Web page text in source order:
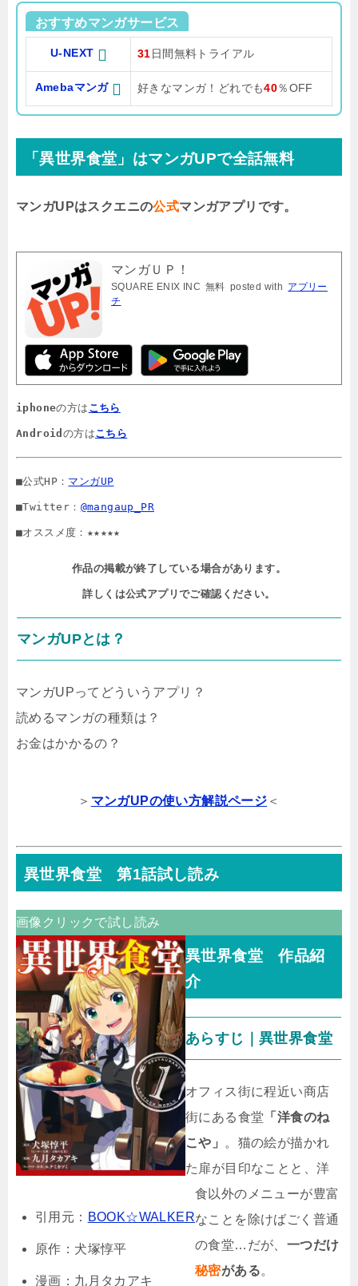
おすすめマンガサービス
U-NEXT 31 日間無料トライアル
Amebaマンガ 好きなマンガ！どれでも40％OFF
「異世界食堂」はマンガUPで全話無料
マンガUPはスクエニの公式マンガアプリです。
マンガＵＰ！
SQUARE ENIX INC 無料 posted with アプリー
チ
iphoneの方は こちら
Android の方はこちら
■公式HP： マンガUP
■Twitter： @mangaup_PR
■オススメ度：★★★★★
作品の掲載が終了している場合があります。
詳しくは公式アプリでご確認ください。
マンガUPとは？
マンガUPってどういうアプリ？
読めるマンガの種類は？
お金はかかるの？
＞ マンガUPの使い方解説ページ ＜
異世界食堂 第1話試し読み
画像クリックで試し読み
引用元： BOOK☆WALKER
原作：犬塚惇平
漫画：九月タカアキ
異世界食堂 作品紹
介
あらすじ｜異世界食堂
オフィス街に程近い商店
街にある食堂 「洋食のね
こや」
。猫の絵が描かれ
た扉が目印なことと、洋
食以外のメニューが豊富
なことを除けばごく普通
の食堂…だが、 一つだけ
秘密がある。